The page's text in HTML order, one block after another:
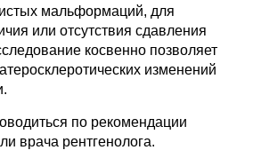
мальформаций, для
или отсутствия сдавления
косвенно позволяет
изменений
по рекомендации
врача рентгенолога.